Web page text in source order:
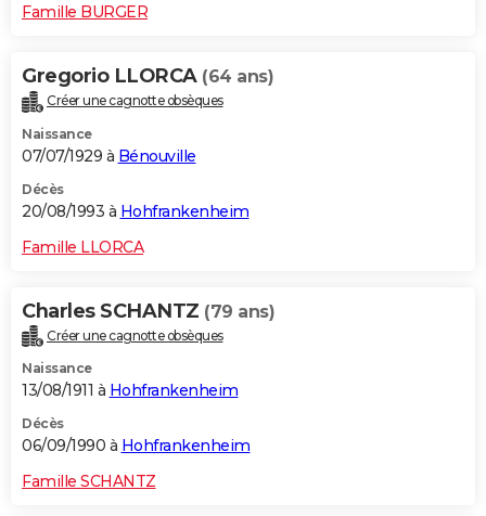
Famille BURGER
Gregorio LLORCA (64 ans)
Créer une cagnotte obsèques
Naissance
07/07/1929 à Bénouville
Décès
20/08/1993 à Hohfrankenheim
Famille LLORCA
Charles SCHANTZ (79 ans)
Créer une cagnotte obsèques
Naissance
13/08/1911 à Hohfrankenheim
Décès
06/09/1990 à Hohfrankenheim
Famille SCHANTZ